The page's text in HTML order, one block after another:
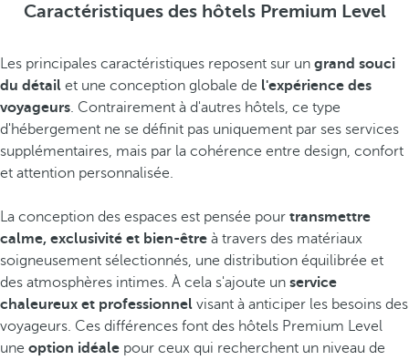
Caractéristiques des hôtels Premium Level
Les principales caractéristiques reposent sur un grand souci
du détail et une conception globale de l'expérience des
voyageurs. Contrairement à d'autres hôtels, ce type
d'hébergement ne se définit pas uniquement par ses services
supplémentaires, mais par la cohérence entre design, confort
et attention personnalisée.
La conception des espaces est pensée pour transmettre
calme, exclusivité et bien-être à travers des matériaux
soigneusement sélectionnés, une distribution équilibrée et
des atmosphères intimes. À cela s'ajoute un service
chaleureux et professionnel visant à anticiper les besoins des
voyageurs. Ces différences font des hôtels Premium Level
une option idéale pour ceux qui recherchent un niveau de